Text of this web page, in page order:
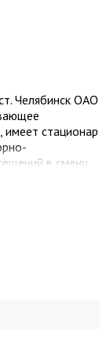
Челябинск ОАО
имеет стационар
в смену,
– 2,